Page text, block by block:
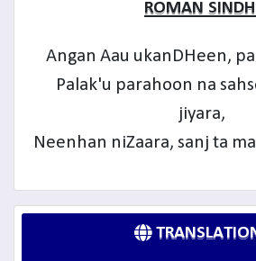
ROMAN
Angan Aau ukanDHeen,
Palak'u parahoon na
jiyara,
Neenhan niZaara, sanj ta